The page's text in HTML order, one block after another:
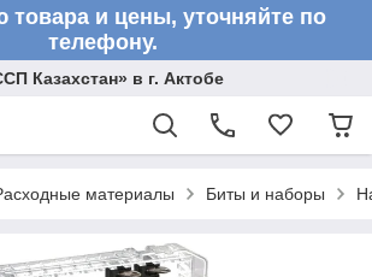
товара и цены, уточняйте по
телефону.
Казахстан» в г. Актобе
материалы Биты и наборы